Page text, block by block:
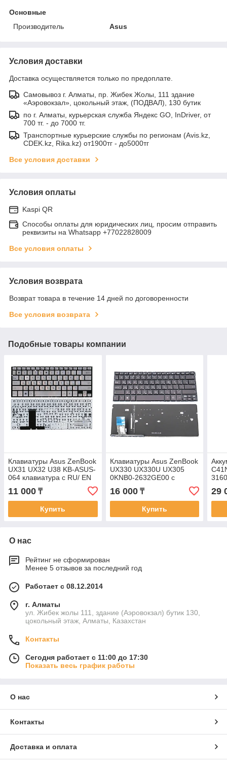
Основные
Производитель
Asus
Условия доставки
Доставка осуществляется только по предоплате.
Самовывоз г. Алматы, пр. Жибек Жолы, 111 здание
«Аэровокзал», цокольный этаж, (ПОДВАЛ), 130 бутик
по г. Алматы, курьерская служба Яндекс GO, InDriver, от
700 тг. - до 7000 тг.
Транспортные курьерские службы по регионам (Avis.kz,
CDEK.kz, Rika.kz) от1900тг - до5000тг
Все условия доставки
Условия оплаты
Kaspi QR
Способы оплаты для юридических лиц, просим отправить
реквизиты на Whatsapp +77022828009
Все условия оплаты
Условия возврата
Возврат товара в течение 14 дней по договоренности
Все условия возврата
Подобные товары компании
Клавиатуры Asus ZenBook
UX31 UX32 U38 KB-ASUS-
064 клавиатура c RU/ EN
раскладкой
11 000 ₸
Купить
Клавиатуры Asus ZenBook
UX330 UX330U UX305
0KNB0-2632GE00 с
подсветкой клавиатура c
RU/ EN раскладкой
16 000₸
Купить
29
О нас
Рейтинг не сформирован
Менее 5 отзывов за последний год
Работает с 08.12.2014
г. Алматы
ул. Жибек жолы 111, здание (Аэровокзал) бутик 130,
цокольный этаж, Алматы, Казахстан
Контакты
Сегодня работает с 11:00 до 17:30
Показать весь график работы
О нас
Контакты
Доставка и оплата